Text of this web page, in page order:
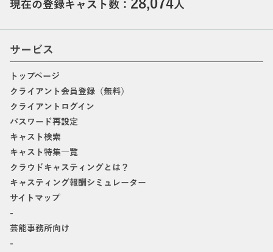
現在の登録キャスト数： 28,074人
サービス
トップページ
クライアント会員登録（無料）
クライアントログイン
パスワード再設定
キャスト検索
キャスト特集一覧
クラウドキャスティングとは？
キャスティング報酬シミュレーター
サイトマップ
-
芸能事務所向け
-